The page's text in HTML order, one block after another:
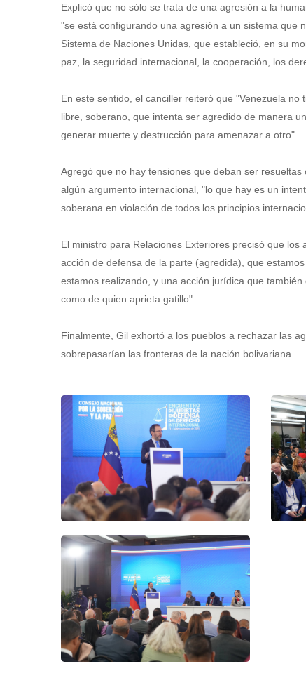
‎Explicó que no sólo se trata de una agresión a la
"se está configurando una agresión a un sistema que
Sistema de Naciones Unidas, que estableció, en su
paz, la seguridad internacional, la cooperación, los
‎En este sentido, el canciller reiteró que "Venezuela
libre, soberano, que intenta ser agredido de manera
generar muerte y destrucción para amenazar a otro".
‎Agregó que no hay tensiones que deban ser
algún argumento internacional, "lo que hay es un
soberana en violación de todos los principios
‎El ministro para Relaciones Exteriores precisó que
acción de defensa de la parte (agredida), que
estamos realizando, y una acción jurídica que
como de quien aprieta gatillo".
‎Finalmente, Gil exhortó a los pueblos a rechazar las
sobrepasarían las fronteras de la nación bolivariana.